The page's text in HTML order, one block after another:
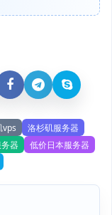
vps
洛杉矶服务器
器
低价日本服务器